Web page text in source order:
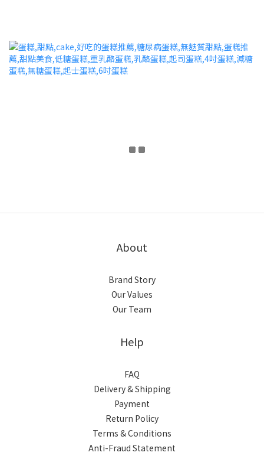
About
Brand Story
Our Values
Our Team
Help
FAQ
Delivery & Shipping
Payment
Return Policy
Terms & Conditions
Anti-Fraud Statement